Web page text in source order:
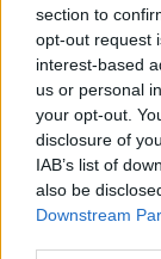
section to
opt-out request
interest-based
us or personal
your opt-out.
disclosure of
IAB’s list of
also be
Downstream
Festival
Baglioni
10/02/2019
POLEMICA AL
"La voce
così